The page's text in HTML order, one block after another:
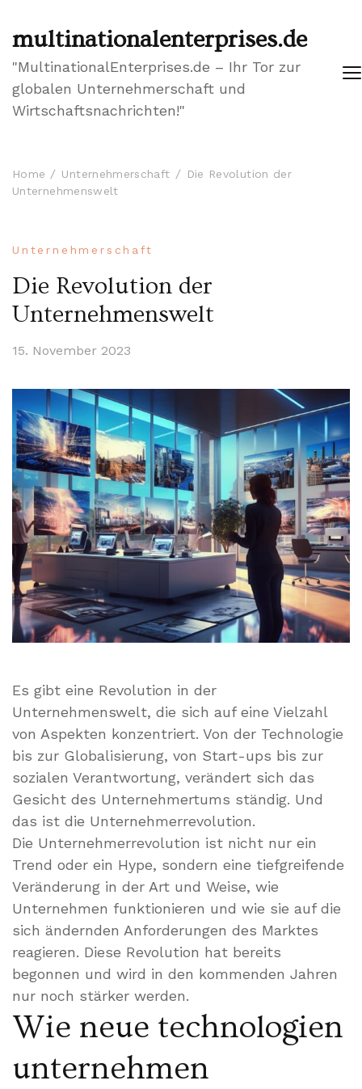
multinationalenterprises.de
"MultinationalEnterprises.de – Ihr Tor zur
globalen Unternehmerschaft und
Wirtschaftsnachrichten!"
Home Unternehmerschaft
Die Revolution der
Unternehmenswelt
Unternehmerschaft
Die Revolution der
Unternehmenswelt
15. November 2023
Es gibt eine Revolution in der
Unternehmenswelt, die sich auf eine Vielzahl
von Aspekten konzentriert. Von der Technologie
bis zur Globalisierung, von Start-ups bis zur
sozialen Verantwortung, verändert sich das
Gesicht des Unternehmertums ständig. Und
das ist die Unternehmerrevolution.
Die Unternehmerrevolution ist nicht nur ein
Trend oder ein Hype, sondern eine tiefgreifende
Veränderung in der Art und Weise, wie
Unternehmen funktionieren und wie sie auf die
sich ändernden Anforderungen des Marktes
reagieren. Diese Revolution hat bereits
begonnen und wird in den kommenden Jahren
nur noch stärker werden.
Wie neue technologien
unternehmen